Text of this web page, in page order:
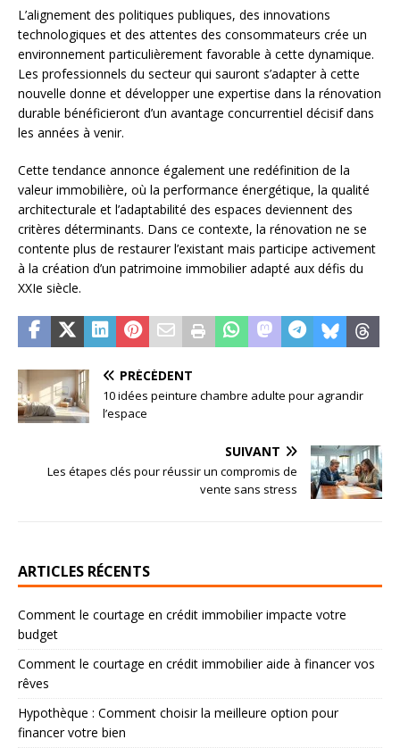
L’alignement des politiques publiques, des innovations
technologiques et des attentes des consommateurs crée un
environnement particulièrement favorable à cette dynamique.
Les professionnels du secteur qui sauront s’adapter à cette
nouvelle donne et développer une expertise dans la rénovation
durable bénéficieront d’un avantage concurrentiel décisif dans
les années à venir.
Cette tendance annonce également une redéfinition de la
valeur immobilière, où la performance énergétique, la qualité
architecturale et l’adaptabilité des espaces deviennent des
critères déterminants. Dans ce contexte, la rénovation ne se
contente plus de restaurer l’existant mais participe activement
à la création d’un patrimoine immobilier adapté aux défis du
XXIe siècle.
PRÉCÉDENT
10 idées peinture chambre adulte pour agrandir
l’espace
SUIVANT
Les étapes clés pour réussir un compromis de
vente sans stress
ARTICLES RÉCENTS
Comment le courtage en crédit immobilier impacte votre
budget
Comment le courtage en crédit immobilier aide à financer vos
rêves
Hypothèque : Comment choisir la meilleure option pour
financer votre bien